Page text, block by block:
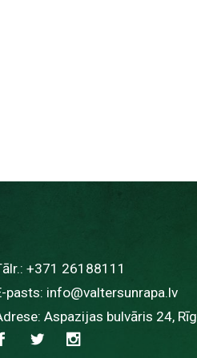
+371 26188111
pasts: info@valtersunrapa.lv
Aspazijas bulvāris 24,